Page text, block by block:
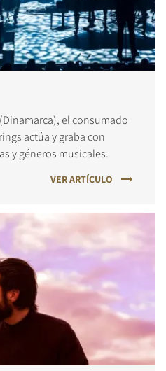
el consumado
actúa y graba con
y géneros musicales.
VER ARTÍCULO